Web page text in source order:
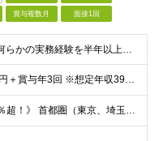
賞与複数月 面接1回
＜必須＞ IT業界で何らかの実務経験を半年以上お持ちの方（使用言語不問） ＜こんなご希望があれば、ぜひ当社にご相談ください＞ ◎ スキルや成果にしっかり見合った給与を受け取りたい ◎ 残業を
月給31万円～51万円＋賞与年3回 ※想定年収394万円～1,032万円 ★年間300万円の賞与実績あり ★平均昇給額3万円 ★エンジニアへの還元率75％（実質78.9%） ※経験・能力を考慮し
《リモート案件90％超！》 首都圏（東京、埼玉、千葉、神奈川）、大阪、名古屋、福岡のプロジェクト先やリモートでの勤務となります。 ※面接から入社まで全てオンラインで完結できます！ ※帰社日自